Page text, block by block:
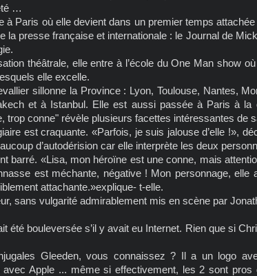
…
à Paris où elle devient dans un premier temps
la presse française et internationale : le Journal de
théâtrale, elle entre à l’école du One Man show
elle excelle.
sillonne la Province : Lyon, Toulouse, Nantes,
et à Istanbul. Elle est aussi passée à Paris à la
trop conne" révèle plusieurs facettes intéressantes de
est craquante. «Parfois, je suis jalouse d’elle !»,
d’autodérision car elle interprète les deux
barré. «Lisa, mon héroïne est une conne, mais
est méchante, négative ! Mon personnage, elle
attachante.»explique- t-elle.
sans vulgarité admirablement mis en scène par
été bouleversée s’il y avait eu Internet. Rien que si
Gleeden, vous connaissez ? Il a un logo
Apple ... même si effectivement, les 2 sont pros